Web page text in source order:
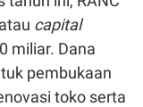
capital
miliar. Dana
pembukaan
toko serta